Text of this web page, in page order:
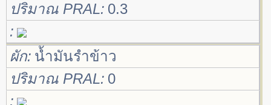
ปริมาณ PRAL 0.3
ผัก น้ำมันรำข้าว
ปริมาณ PRAL 0